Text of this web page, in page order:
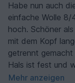
Habe nun auch
einfache Wolle
hoch. Schöner
mit dem Kopf
getrennt
Hals ist fest und
100 % befolgt.
Mehr anzeigen